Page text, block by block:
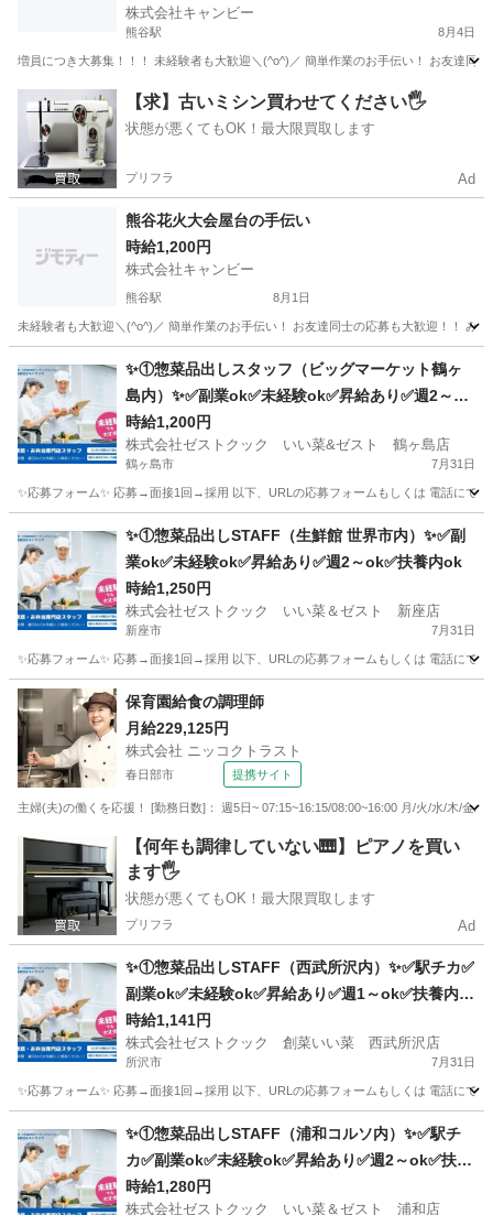
株式会社キャンビー
熊谷駅 8月4日
埼玉 熊谷市 熊谷駅 飲食 屋台
【求】古いミシン買わせてください🖐️
状態が悪くてもOK！最大限買取します
プリフラ Ad
熊谷花火大会屋台の手伝い
時給1,200円
株式会社キャンビー
熊谷駅 8月1日
熊谷駅 飲食 屋台
✨①惣菜品出しスタッフ（ビッグマーケット鶴ヶ
島内）✨✅副業ok✅未経験ok✅昇給あり✅週2～ok
✅扶養内ok
時給1,200円
株式会社ゼストクック いい菜&ゼスト 鶴ヶ島店
鶴ヶ島市 7月31日
✨応募フォーム✨ 応募→面接1回→採用 以下、URLの応募フォームもしくは 電話にて
キッチン
✨①惣菜品出しSTAFF（生鮮館 世界市内）✨✅副
業ok✅未経験ok✅昇給あり✅週2～ok✅扶養内ok
時給1,250円
株式会社ゼストクック いい菜＆ゼスト 新座店
新座市 7月31日
✨応募フォーム✨ 応募→面接1回→採用 以下、URLの応募フォームもしくは 電話にて
埼玉 新座市 キッチン スタッフ
保育園給食の調理師
月給229,125円
株式会社 ニッコクトラスト
春日部市 提携サイト
主婦(夫)の働くを応援！ [勤務日数]： 週5日~ 07:15~16:15/08:00~16:00 月/火/水/木/
埼玉 春日部市 キッチン
【何年も調律していない🎹】ピアノを買い
ます🖐️
状態が悪くてもOK！最大限買取します
プリフラ Ad
✨①惣菜品出しSTAFF（西武所沢内）✨✅駅チカ✅
副業ok✅未経験ok✅昇給あり✅週1～ok✅扶養内o
k
時給1,141円
株式会社ゼストクック 創菜いい菜 西武所沢店
所沢市 7月31日
✨応募フォーム✨ 応募→面接1回→採用 以下、URLの応募フォームもしくは 電話にて
キッチン スタッフ
✨①惣菜品出しSTAFF（浦和コルソ内）✨✅駅チ
カ✅副業ok✅未経験ok✅昇給あり✅週2～ok✅扶養
内ok
時給1,280円
株式会社ゼストクック いい菜＆ゼスト 浦和店